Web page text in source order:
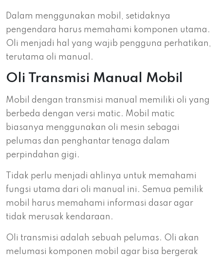
Dalam menggunakan mobil, setidaknya
pengendara harus memahami komponen utama.
Oli menjadi hal yang wajib pengguna perhatikan,
terutama oli manual.
Oli Transmisi Manual Mobil
Mobil dengan transmisi manual memiliki oli yang
berbeda dengan versi matic. Mobil matic
biasanya menggunakan oli mesin sebagai
pelumas dan penghantar tenaga dalam
perpindahan gigi.
Tidak perlu menjadi ahlinya untuk memahami
fungsi utama dari oli manual ini. Semua pemilik
mobil harus memahami informasi dasar agar
tidak merusak kendaraan.
Oli transmisi adalah sebuah pelumas. Oli akan
melumasi komponen mobil agar bisa bergerak